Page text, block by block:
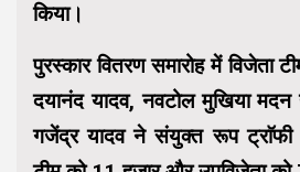
किया।
पुरस्कार वितरण समारोह में विजेता
दयानंद यादव, नवटोल मुखिया मदन
गजेंद्र यादव ने संयुक्त रूप ट्राॅफी